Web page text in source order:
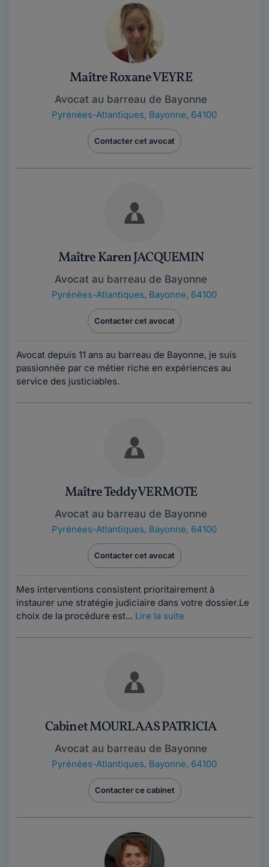
Maître Roxane VEYRE
Avocat au barreau de Bayonne
Pyrénées-Atlantiques, Bayonne, 64100
Contacter cet avocat
Maître Karen JACQUEMIN
Avocat au barreau de Bayonne
Pyrénées-Atlantiques, Bayonne, 64100
Contacter cet avocat
Avocat depuis 11 ans au barreau de Bayonne, je suis
passionnée par ce métier riche en expériences au
service des justiciables.
Maître Teddy VERMOTE
Avocat au barreau de Bayonne
Pyrénées-Atlantiques, Bayonne, 64100
Contacter cet avocat
Mes interventions consistent prioritairement à
instaurer une stratégie judiciaire dans votre dossier.Le
choix de la procédure est... Lire la suite
Cabinet MOURLAAS PATRICIA
Avocat au barreau de Bayonne
Pyrénées-Atlantiques, Bayonne, 64100
Contacter ce cabinet